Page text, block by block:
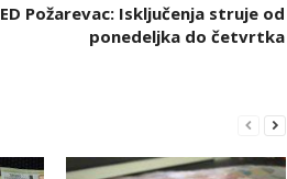
ED Požarevac: Isključenja struje od
ponedeljka do četvrtka